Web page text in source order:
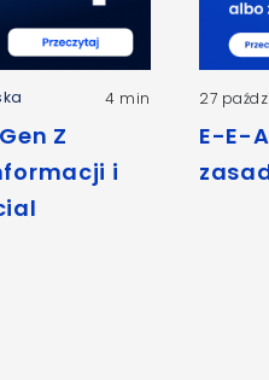
4 min
Z
i
27
E-E-